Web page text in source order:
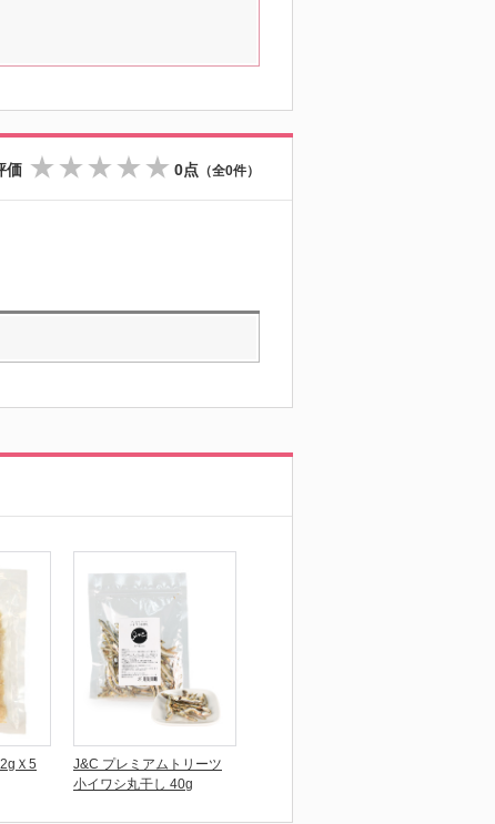
価 0点 （全0件）
Ｘ5
J&C プレミアムトリーツ
小イワシ丸干し 40g